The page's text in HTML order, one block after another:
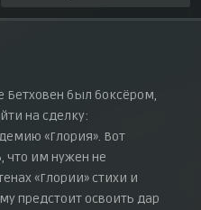
был боксёром,
на сделку:
«Глория». Вот
что им нужен не
«Глории» стихи и
предстоит освоить дар